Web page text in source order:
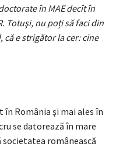
în MAE decît în
Totuşi, nu poți să faci din
că e strigător la cer: cine
în România şi mai ales în
se datorează în mare
românească